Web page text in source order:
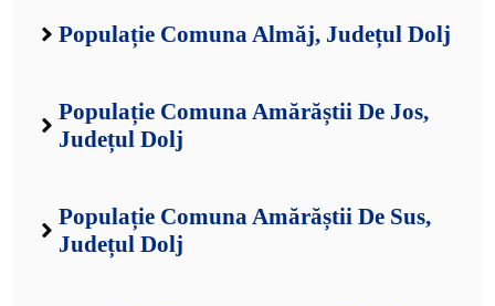
Populație Comuna Almăj, Județul Dolj
Populație Comuna Amărăștii De Jos,
Județul Dolj
Populație Comuna Amărăștii De Sus,
Județul Dolj